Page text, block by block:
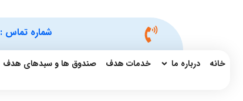
شماره تماس :
خانه درباره ما خدمات هدف صندوق ها و سبدهای هدف